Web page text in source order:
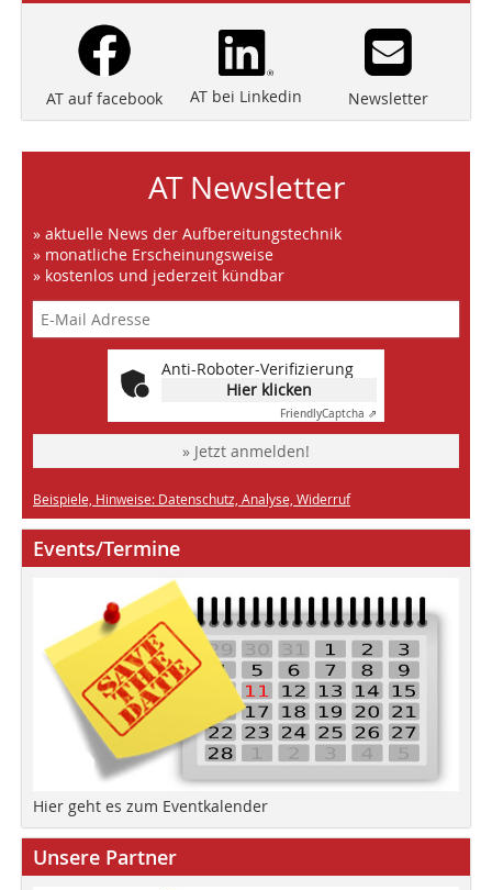
AT auf facebook AT bei Linkedin Newsletter
AT Newsletter
» aktuelle News der Aufbereitungstechnik
» monatliche Erscheinungsweise
» kostenlos und jederzeit kündbar
Anti-Roboter-Verifizierung
Hier klicken
FriendlyCaptcha ⇗
» Jetzt anmelden!
Beispiele, Hinweise: Datenschutz, Analyse, Widerruf
Events/Termine
Hier geht es zum Eventkalender
Unsere Partner